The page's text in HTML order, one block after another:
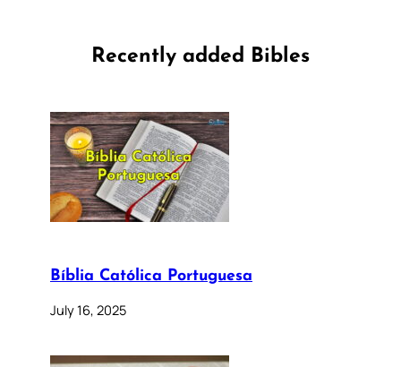
Recently added Bibles
Bíblia Católica Portuguesa
July 16, 2025